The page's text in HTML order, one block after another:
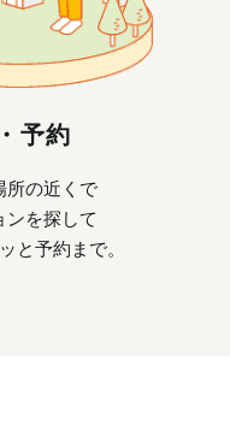
予約
所の近くで
ンを探して
と予約まで。